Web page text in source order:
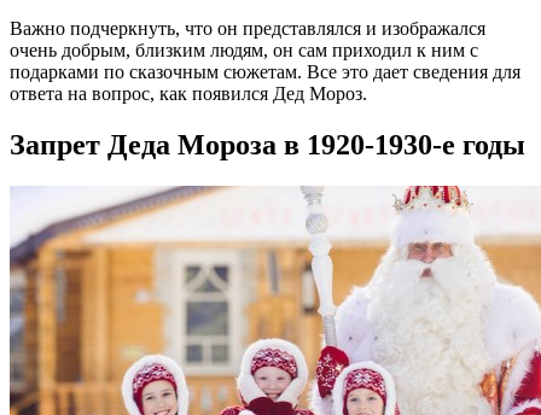
Важно подчеркнуть, что он представлялся и изображался
очень добрым, близким людям, он сам приходил к ним с
подарками по сказочным сюжетам. Все это дает сведения для
ответа на вопрос, как появился Дед Мороз.
Запрет Деда Мороза в 1920-1930-е годы